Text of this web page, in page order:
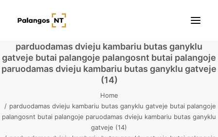
Pradžia
Namai / Kotedžai
parduodamas dvieju kambariu butas ganyklu
gatveje butai palangoje palangosnt butai palangoje
paruodamas dvieju kambariu butas ganyklu gatveje
(14)
Home
parduodamas dvieju kambariu butas ganyklu gatveje butai palangoje
palangosnt butai palangoje paruodamas dvieju kambariu butas ganyklu
gatveje (14)